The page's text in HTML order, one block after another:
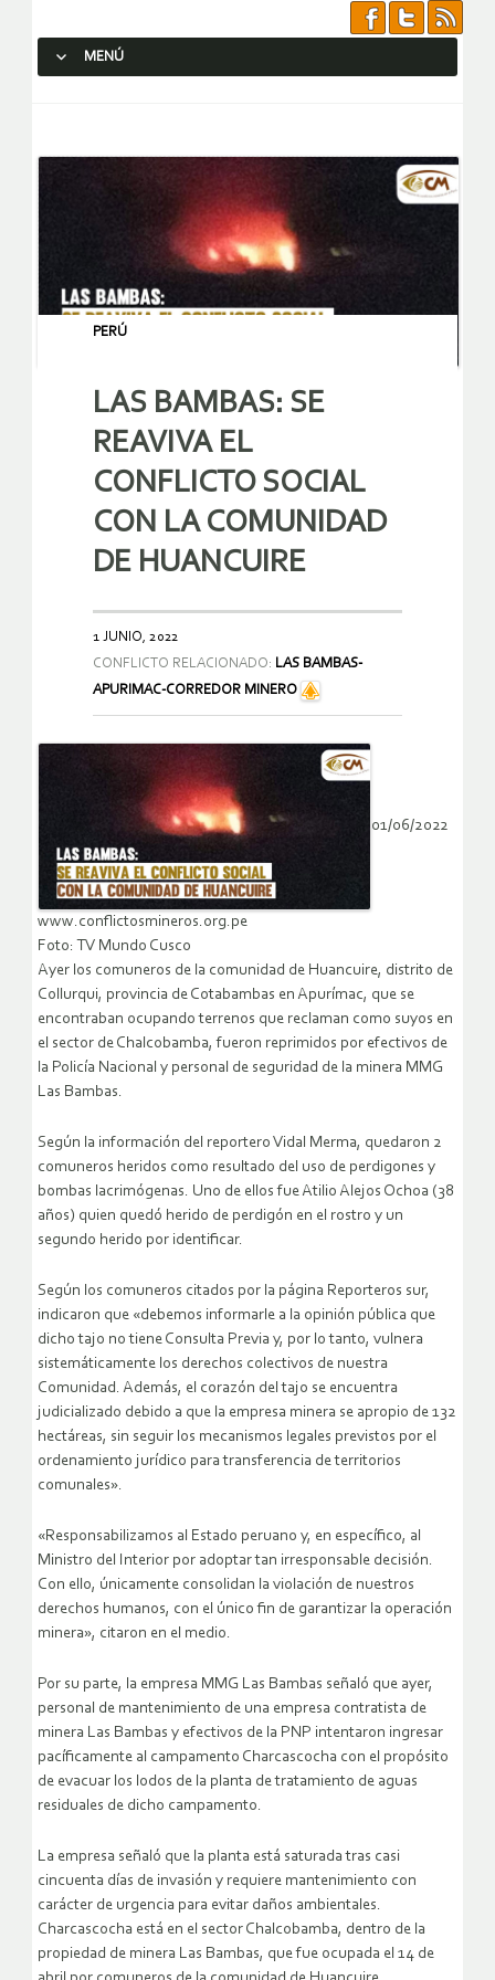
MENÚ
PERÚ
LAS BAMBAS: SE
REAVIVA EL
CONFLICTO SOCIAL
CON LA COMUNIDAD
DE HUANCUIRE
1 JUNIO, 2022
CONFLICTO RELACIONADO: LAS BAMBAS-
APURIMAC-CORREDOR MINERO
01/06/2022
www.conflictosmineros.org.pe
Foto: TV Mundo Cusco
Ayer los comuneros de la comunidad de Huancuire, distrito de
Collurqui, provincia de Cotabambas en Apurímac, que se
encontraban ocupando terrenos que reclaman como suyos en
el sector de Chalcobamba, fueron reprimidos por efectivos de
la Policía Nacional y personal de seguridad de la minera MMG
Las Bambas.
Según la información del reportero Vidal Merma, quedaron 2
comuneros heridos como resultado del uso de perdigones y
bombas lacrimógenas. Uno de ellos fue Atilio Alejos Ochoa (38
años) quien quedó herido de perdigón en el rostro y un
segundo herido por identificar.
Según los comuneros citados por la página Reporteros sur,
indicaron que «debemos informarle a la opinión pública que
dicho tajo no tiene Consulta Previa y, por lo tanto, vulnera
sistemáticamente los derechos colectivos de nuestra
Comunidad. Además, el corazón del tajo se encuentra
judicializado debido a que la empresa minera se apropio de 132
hectáreas, sin seguir los mecanismos legales previstos por el
ordenamiento jurídico para transferencia de territorios
comunales».
«Responsabilizamos al Estado peruano y, en específico, al
Ministro del Interior por adoptar tan irresponsable decisión.
Con ello, únicamente consolidan la violación de nuestros
derechos humanos, con el único fin de garantizar la operación
minera», citaron en el medio.
Por su parte, la empresa MMG Las Bambas señaló que ayer,
personal de mantenimiento de una empresa contratista de
minera Las Bambas y efectivos de la PNP intentaron ingresar
pacíficamente al campamento Charcascocha con el propósito
de evacuar los lodos de la planta de tratamiento de aguas
residuales de dicho campamento.
La empresa señaló que la planta está saturada tras casi
cincuenta días de invasión y requiere mantenimiento con
carácter de urgencia para evitar daños ambientales.
Charcascocha está en el sector Chalcobamba, dentro de la
propiedad de minera Las Bambas, que fue ocupada el 14 de